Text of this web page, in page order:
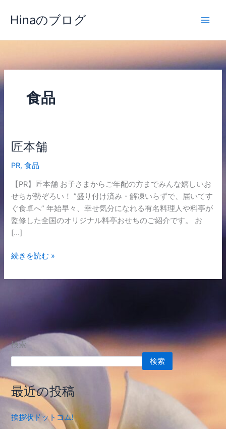
ス
プ
Hinaのブログ
食品
匠本舗
PR,食品
【PR】匠本舗 お子さまからご年配の方までみんな嬉しいお
せちが勢ぞろい！ ”盛り付け済み・解凍いらずで、届いてす
ぐ食卓へ” 年始早々、幸せ気分になれる有名料理人や料亭が
監修した全国のオリジナル料亭おせちのご紹介です。 お
[…]
匠
舗
続きを読む »
検索
検索
最近の投稿
挨拶状ドットコム!